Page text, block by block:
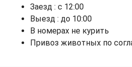
Заезд : с 12:00
Выезд : до 10:00
В номерах не курить
Привоз животных по